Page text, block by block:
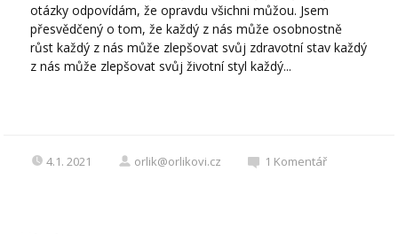
otázky odpovídám, že opravdu všichni můžou. Jsem
přesvědčený o tom, že každý z nás může osobnostně
růst každý z nás může zlepšovat svůj zdravotní stav každý
z nás může zlepšovat svůj životní styl každý...
4.1. 2021 orlik@orlikovi.cz 1 Komentář